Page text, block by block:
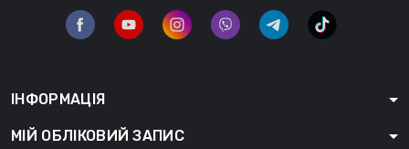
ІНФОРМАЦІЯ
МІЙ ОБЛІКОВИЙ ЗАПИС